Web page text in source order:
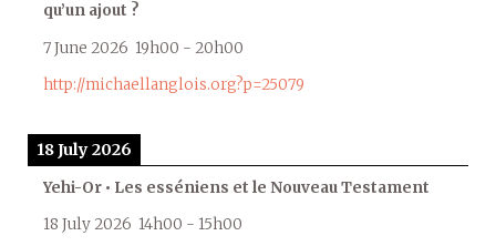
qu’un ajout ?
7 June 2026 19h00 - 20h00
http://michaellanglois.org?p=25079
18 July 2026
Yehi-Or • Les esséniens et le Nouveau Testament
18 July 2026 14h00 - 15h00